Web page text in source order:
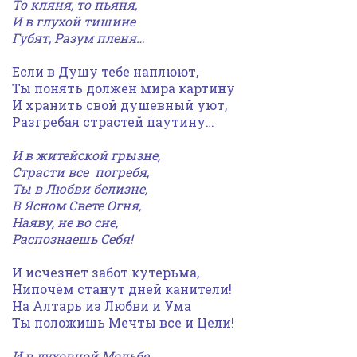
То кляня, то пьяня,
И в глухой тишине
Губят, Разум пленя…
Если в Душу тебе наплюют,
Ты понять должен мира картину
И хранить свой душевный уют,
Разгребая страстей паутину…
И в житейской грызне,
Страсти все погребя,
Ты в Любви белизне,
В Ясном Свете Огня,
Наяву, не во сне,
Распознаешь Себя!
И исчезнет забот кутерьма,
Нипочём станут дней канители!
На Алтарь из Любви и Ума
Ты положишь Мечты все и Цели!